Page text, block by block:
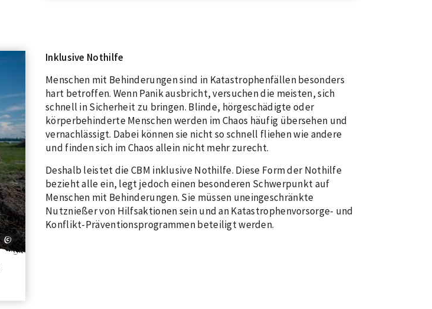
Inklusive Nothilfe
Menschen mit Behinderungen sind in Katastrophenfällen besonders
hart betroffen. Wenn Panik ausbricht, versuchen die meisten, sich
schnell in Sicherheit zu bringen. Blinde, hörgeschädigte oder
körperbehinderte Menschen werden im Chaos häufig übersehen und
vernachlässigt. Dabei können sie nicht so schnell fliehen wie andere
und finden sich im Chaos allein nicht mehr zurecht.
Deshalb leistet die CBM inklusive Nothilfe. Diese Form der Nothilfe
bezieht alle ein, legt jedoch einen besonderen Schwerpunkt auf
Menschen mit Behinderungen. Sie müssen uneingeschränkte
Nutznießer von Hilfsaktionen sein und an Katastrophenvorsorge- und
Konflikt-Präventionsprogrammen beteiligt werden.